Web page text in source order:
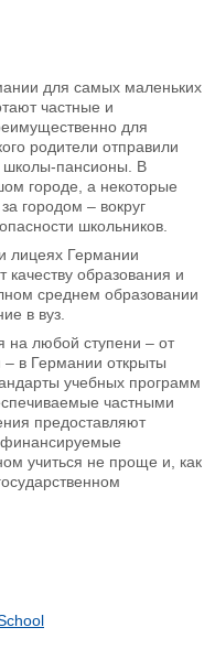
для самых маленьких
частные и
для
родители отправили
школы-пансионы. В
городе, а некоторые
городом – вокруг
школьников.
лицеях Германии
образования и
среднем образовании
в вуз.
на любой ступени – от
– в Германии открыты
учебных программ
частными
предоставляют
финансируемые
учиться не проще и, как